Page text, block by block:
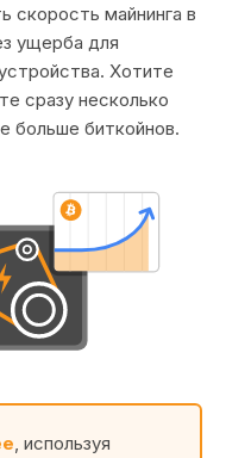
скорость майнинга в
ущерба для
Хотите
сразу несколько
больше биткойнов.
, используя